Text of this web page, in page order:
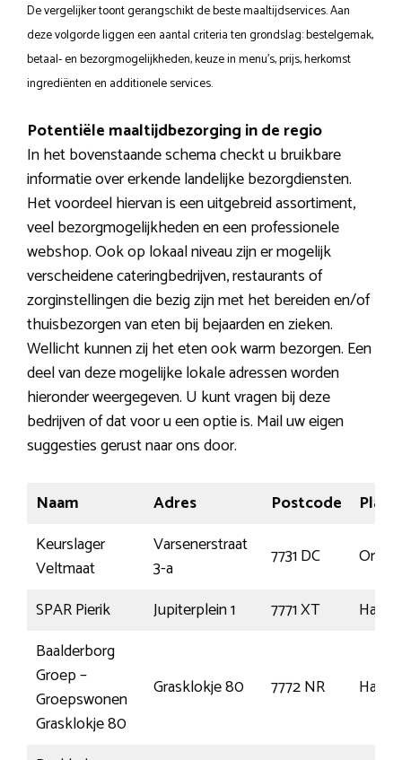
De vergelijker toont gerangschikt de beste maaltijdservices. Aan
deze volgorde liggen een aantal criteria ten grondslag: bestelgemak,
betaal- en bezorgmogelijkheden, keuze in menu’s, prijs, herkomst
ingrediënten en additionele services.
Potentiële maaltijdbezorging in de regio
In het bovenstaande schema checkt u bruikbare
informatie over erkende landelijke bezorgdiensten.
Het voordeel hiervan is een uitgebreid assortiment,
veel bezorgmogelijkheden en een professionele
webshop. Ook op lokaal niveau zijn er mogelijk
verscheidene cateringbedrijven, restaurants of
zorginstellingen die bezig zijn met het bereiden en/of
thuisbezorgen van eten bij bejaarden en zieken.
Wellicht kunnen zij het eten ook warm bezorgen. Een
deel van deze mogelijke lokale adressen worden
hieronder weergegeven. U kunt vragen bij deze
bedrijven of dat voor u een optie is. Mail uw eigen
suggesties gerust naar ons door.
Naam Adres Postcode
Keurslager
Veltmaat
Varsenerstraat
3-a
7731 DC
SPAR Pierik
Jupiterplein 1 7771 XT
Baalderborg
Groep –
Groepswonen
Grasklokje 80
Grasklokje 80 7772 NR